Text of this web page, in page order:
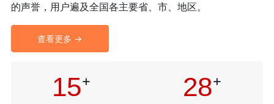
的声誉，用户遍及全国各主要省、市、地区。
查看更多 →
16+ 30+